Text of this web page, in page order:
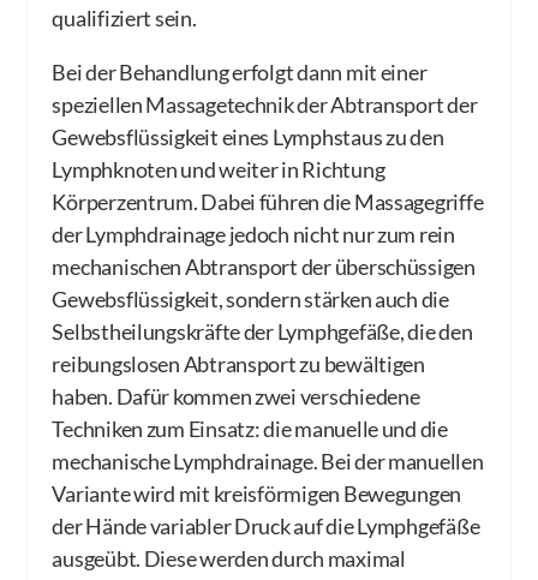
qualifiziert sein.
Bei der Behandlung erfolgt dann mit einer
speziellen Massagetechnik der Abtransport der
Gewebsflüssigkeit eines Lymphstaus zu den
Lymphknoten und weiter in Richtung
Körperzentrum. Dabei führen die Massagegriffe
der Lymphdrainage jedoch nicht nur zum rein
mechanischen Abtransport der überschüssigen
Gewebsflüssigkeit, sondern stärken auch die
Selbstheilungskräfte der Lymphgefäße, die den
reibungslosen Abtransport zu bewältigen
haben. Dafür kommen zwei verschiedene
Techniken zum Einsatz: die manuelle und die
mechanische Lymphdrainage. Bei der manuellen
Variante wird mit kreisförmigen Bewegungen
der Hände variabler Druck auf die Lymphgefäße
ausgeübt. Diese werden durch maximal